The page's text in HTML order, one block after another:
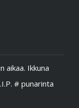
aikaa. Ikkuna
# punarinta